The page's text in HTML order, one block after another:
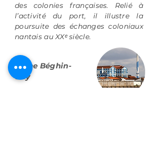
des colonies françaises. Relié à
l’activité du port, il illustre la
poursuite des échanges coloniaux
nantais au XXᵉ siècle.
Usine Béghin-
Say